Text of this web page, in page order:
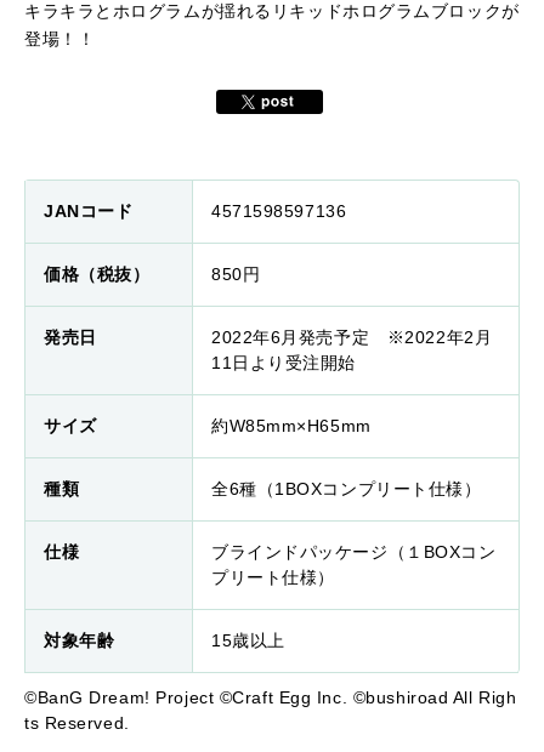
キラキラとホログラムが揺れるリキッドホログラムブロックが
登場！！
JANコード 4571598597136
価格（税抜） 850円
発売日
2022年6月発売予定 ※2022年2月
11日より受注開始
サイズ 約W85mm×H65mm
種類 全6種（1BOXコンプリート仕様）
仕様
ブラインドパッケージ（１BOXコン
プリート仕様）
対象年齢 15歳以上
©BanG Dream! Project ©Craft Egg Inc. ©bushiroad All Righ
ts Reserved.